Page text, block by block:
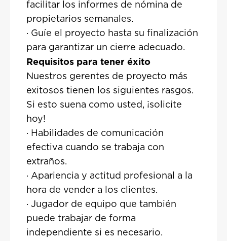
facilitar los informes de nómina de
propietarios semanales.
· Guíe el proyecto hasta su finalización
para garantizar un cierre adecuado.
Requisitos para tener éxito
Nuestros gerentes de proyecto más
exitosos tienen los siguientes rasgos.
Si esto suena como usted, ¡solicite
hoy!
· Habilidades de comunicación
efectiva cuando se trabaja con
extraños.
· Apariencia y actitud profesional a la
hora de vender a los clientes.
· Jugador de equipo que también
puede trabajar de forma
independiente si es necesario.